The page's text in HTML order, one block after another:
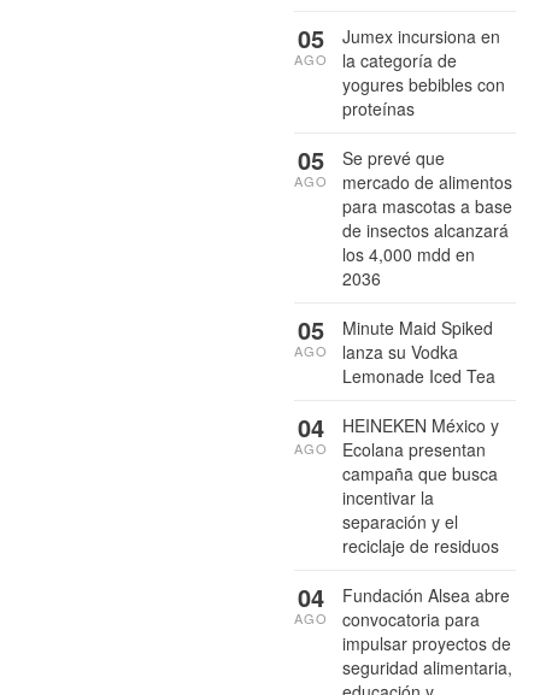
Jumex incursiona en
la categoría de
yogures bebibles con
proteínas
05
AGO
Se prevé que
mercado de alimentos
para mascotas a base
de insectos alcanzará
los 4,000 mdd en
2036
05
AGO
Minute Maid Spiked
lanza su Vodka
Lemonade Iced Tea
05
AGO
HEINEKEN México y
Ecolana presentan
campaña que busca
incentivar la
separación y el
reciclaje de residuos
04
AGO
Fundación Alsea abre
convocatoria para
impulsar proyectos de
seguridad alimentaria,
04
AGO